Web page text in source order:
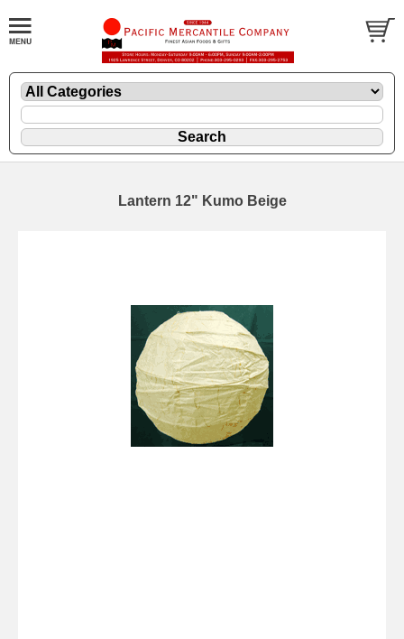
Lantern 12" Kumo Beige